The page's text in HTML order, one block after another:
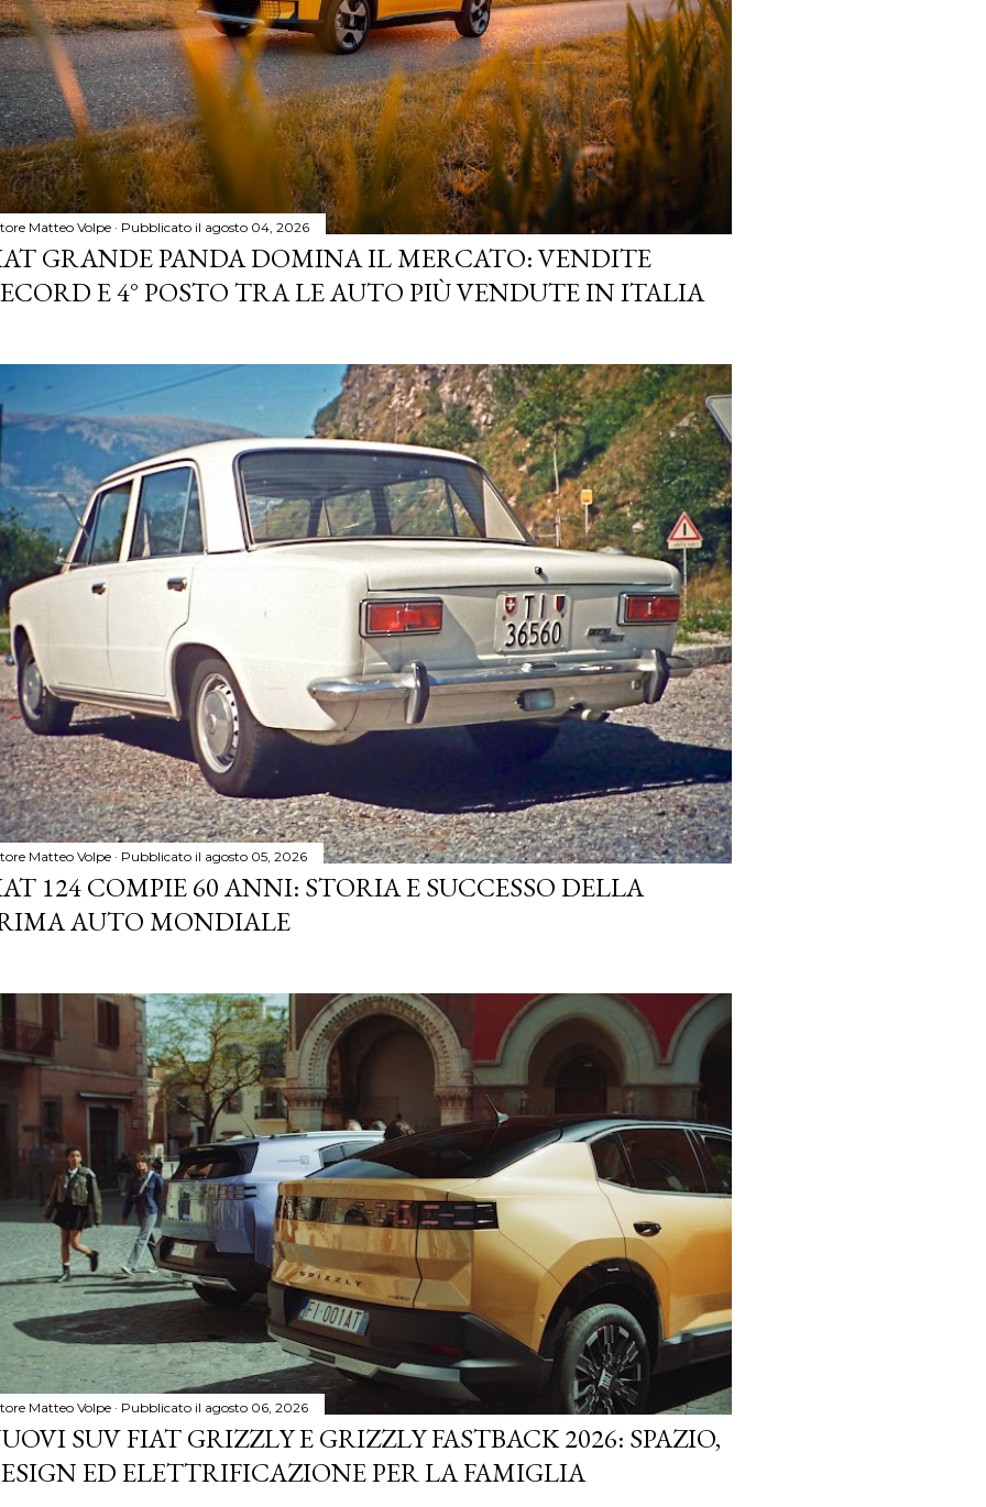
Matteo Volpe Pubblicato il agosto 04, 2026
GRANDE PANDA DOMINA IL MERCATO: VENDITE
E 4° POSTO TRA LE AUTO PIÙ VENDUTE IN ITALIA
Matteo Volpe Pubblicato il agosto 05, 2026
124 COMPIE 60 ANNI: STORIA E SUCCESSO DELLA
AUTO MONDIALE
Matteo Volpe Pubblicato il agosto 06, 2026
SUV FIAT GRIZZLY E GRIZZLY FASTBACK 2026: SPAZIO,
ED ELETTRIFICAZIONE PER LA FAMIGLIA